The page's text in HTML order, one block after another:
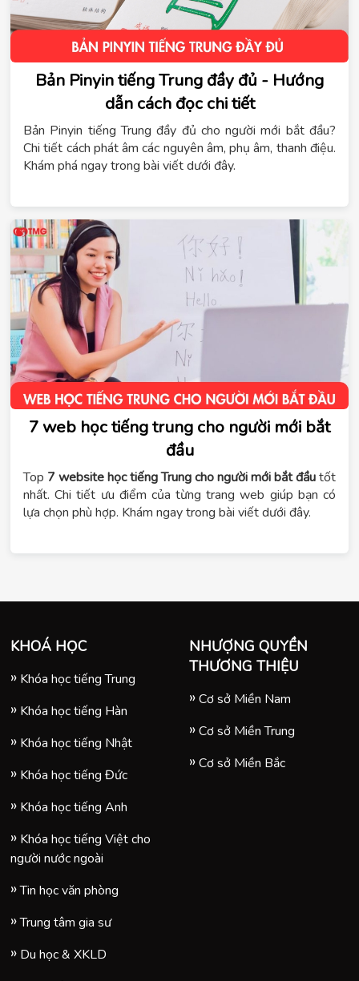
Bản Pinyin tiếng Trung đầy đủ - Hướng
dẫn cách đọc chi tiết
Bản Pinyin tiếng Trung đầy đủ cho người mới bắt đầu?
Chi tiết cách phát âm các nguyên âm, phụ âm, thanh điệu.
Khám phá ngay trong bài viết dưới đây.
7 web học tiếng trung cho người mới bắt
đầu
Top 7 website học tiếng Trung cho người mới bắt đầutốt
nhất. Chi tiết ưu điểm của từng trang web giúp bạn có
lựa chọn phù hợp. Khám ngay trong bài viết dưới đây.
KHOÁ HỌC
Khóa học tiếng Trung
Khóa học tiếng Hàn
Khóa học tiếng Nhật
Khóa học tiếng Đức
Khóa học tiếng Anh
Khóa học tiếng Việt cho
người nước ngoài
Tin học văn phòng
Trung tâm gia sư
Du học & XKLD
NHƯỢNG QUYỀN
THƯƠNG THIỆU
Cơ sở Miền Nam
Cơ sở Miền Trung
Cơ sở Miền Bắc